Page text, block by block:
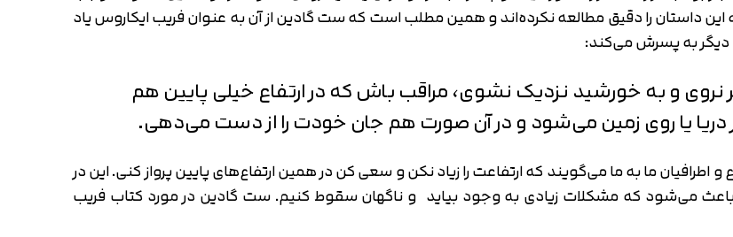
این داستان را دقیق مطالعه نکرده‌اند و همین مطلب است که ست گادین از آن به عنوان فریب ایکاروس یاد
دیگر به پسرش می‌کند:
نروی و به خورشید نزدیک نشوی، مراقب باش که در ارتفاع خیلی پایین هم
در دریا یا روی زمین می‌شود و در آن صورت هم جان خودت را از دست می‌دهی.
ما به ما می‌گویند که ارتفاعت را زیاد نکن و سعی کن در همین ارتفاع‌های پایین پرواز کنی. این در
باعث می‌شود که مشکلات زیادی به وجود بیاید و ناگهان سقوط کنیم. ست گادین در مورد کتاب فریب